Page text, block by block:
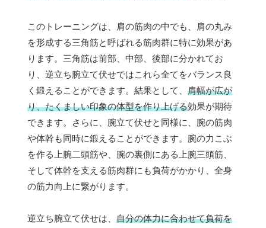
このトレーニングは、肩の筋肉の中でも、肩の丸み
を形成する三角筋と呼ばれる筋肉群に特に効果があ
ります。三角筋は前部、中部、後部に分かれてお
り、逆立ち腕立て伏せではこれら全てをバランス良
く鍛えることができます。結果として、 肩幅が広が
り、たくましい印象の体型を作り上げる効果が期待
できます。さらに、腕立て伏せと同様に、腕の筋肉
や体幹も同時に鍛えることができます。腕の力こぶ
を作る上腕二頭筋や、腕の裏側にある上腕三頭筋、
そして体幹を支える筋肉群にも負荷がかかり、全身
の筋力向上に繋がります。
逆立ち腕立て伏せは、 自分の体力に合わせて負荷を